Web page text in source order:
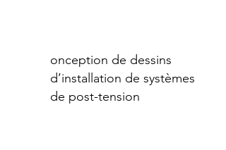
onception de dessins
d’installation de systèmes
de post-tension